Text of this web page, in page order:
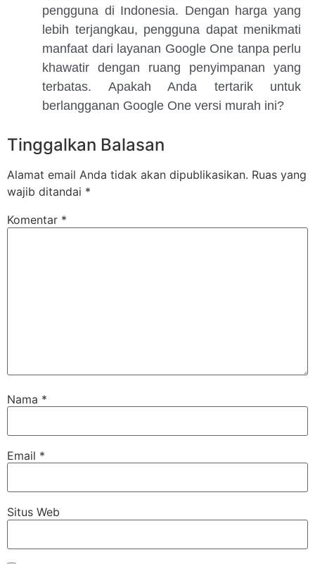
pengguna di Indonesia. Dengan harga yang
lebih terjangkau, pengguna dapat menikmati
manfaat dari layanan Google One tanpa perlu
khawatir dengan ruang penyimpanan yang
terbatas. Apakah Anda tertarik untuk
berlangganan Google One versi murah ini?
Tinggalkan Balasan
Alamat email Anda tidak akan dipublikasikan. Ruas yang
wajib ditandai *
Komentar *
Nama *
Email *
Situs Web